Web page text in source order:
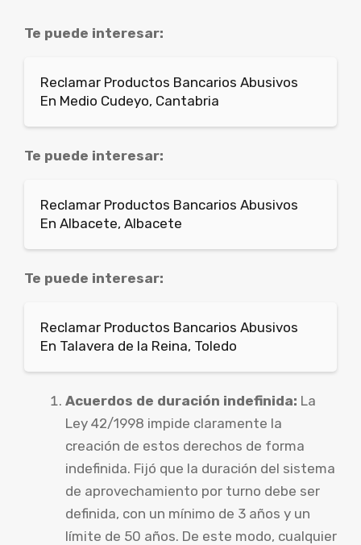
Te puede interesar:
Reclamar Productos Bancarios Abusivos
En Medio Cudeyo, Cantabria
Te puede interesar:
Reclamar Productos Bancarios Abusivos
En Albacete, Albacete
Te puede interesar:
Reclamar Productos Bancarios Abusivos
En Talavera de la Reina, Toledo
Acuerdos de duración indefinida: La
Ley 42/1998 impide claramente la
creación de estos derechos de forma
indefinida. Fijó que la duración del sistema
de aprovechamiento por turno debe ser
definida, con un mínimo de 3 años y un
límite de 50 años. De este modo, cualquier